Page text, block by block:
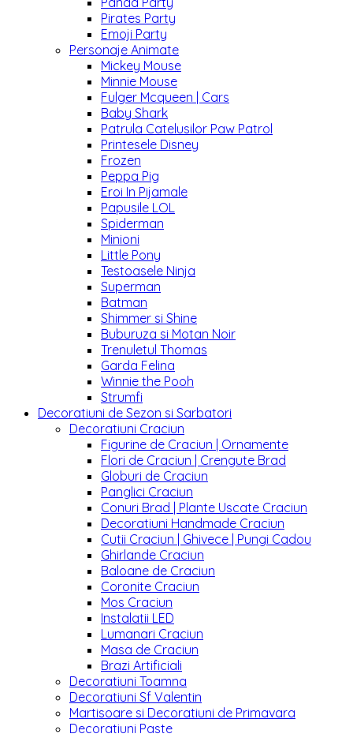
Pirates Party
Emoji Party
Personaje Animate
Mickey Mouse
Minnie Mouse
Fulger Mcqueen | Cars
Baby Shark
Patrula Catelusilor Paw Patrol
Printesele Disney
Frozen
Peppa Pig
Eroi In Pijamale
Papusile LOL
Spiderman
Minioni
Little Pony
Testoasele Ninja
Superman
Batman
Shimmer si Shine
Buburuza si Motan Noir
Trenuletul Thomas
Garda Felina
Winnie the Pooh
Strumfi
Decoratiuni de Sezon si Sarbatori
Decoratiuni Craciun
Figurine de Craciun | Ornamente
Flori de Craciun | Crengute Brad
Globuri de Craciun
Panglici Craciun
Conuri Brad | Plante Uscate Craciun
Decoratiuni Handmade Craciun
Cutii Craciun | Ghivece | Pungi Cadou
Ghirlande Craciun
Baloane de Craciun
Coronite Craciun
Mos Craciun
Instalatii LED
Lumanari Craciun
Masa de Craciun
Brazi Artificiali
Decoratiuni Toamna
Decoratiuni Sf Valentin
Martisoare si Decoratiuni de Primavara
Decoratiuni Paste